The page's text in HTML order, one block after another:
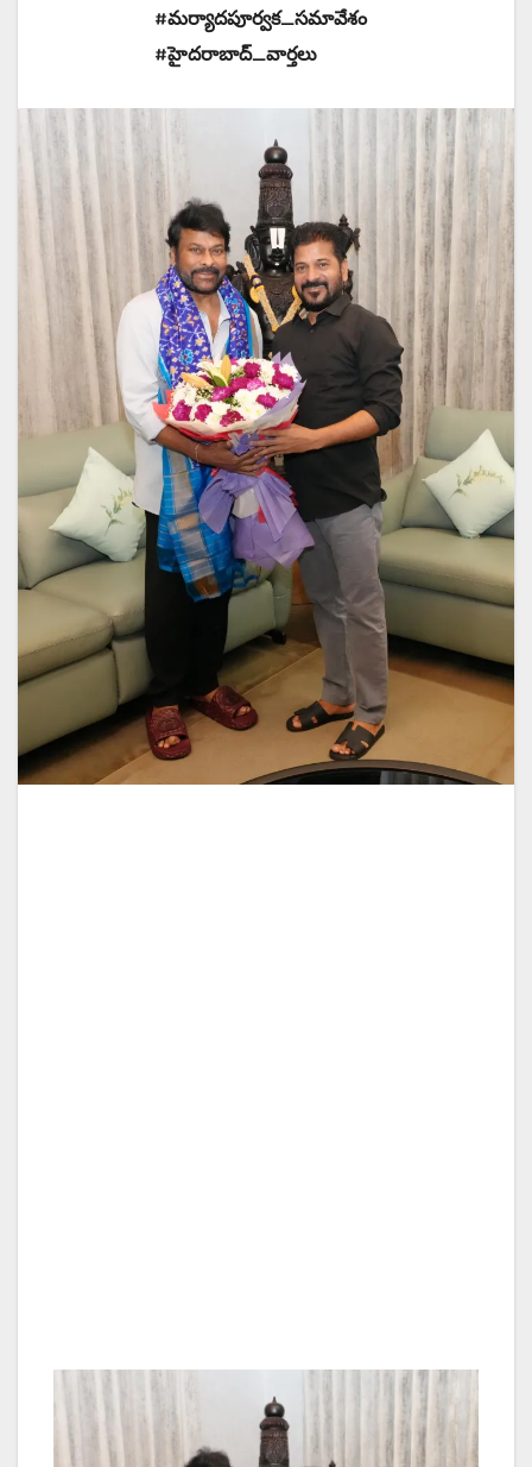
#మర్యాదపూర్వక_సమావేశం
#హైదరాబాద్_వార్తలు